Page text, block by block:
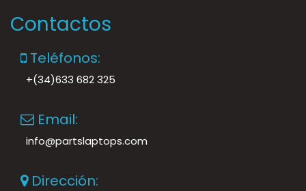
Contactos
Teléfonos:
+(34)633 682 325
Email:
info@partslaptops.com
Dirección: